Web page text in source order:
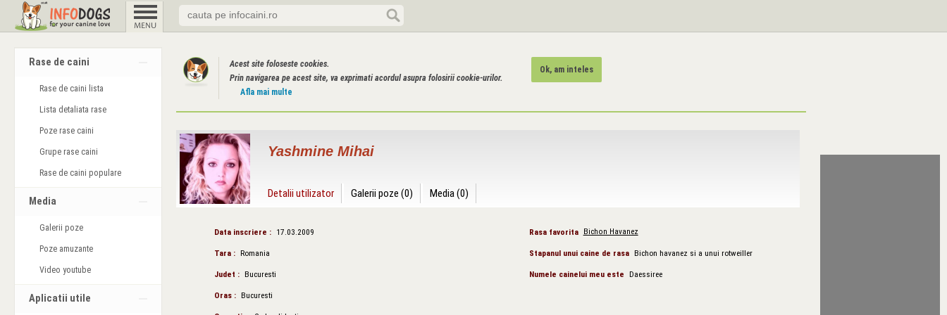
Rase de caini
Rase de caini lista
Lista detaliata rase
Poze rase caini
Grupe rase caini
Rase de caini populare
Media
Galerii poze
Poze amuzante
Video youtube
Aplicatii utile
Acest site foloseste cookies.
Prin navigarea pe acest site, va exprimati acordul asupra folosirii cookie-urilor.
Afla mai multe
Ok, am inteles
Yashmine Mihai
Detalii utilizator Galerii poze (0) Media (0)
Data inscriere : 17.03.2009
Tara : Romania
Judet : Bucuresti
Oras : Bucuresti
Rasa favorita Bichon Havanez
Stapanul unui caine de rasa Bichon havanez si a unui rotweiller
Numele cainelui meu este Daessiree